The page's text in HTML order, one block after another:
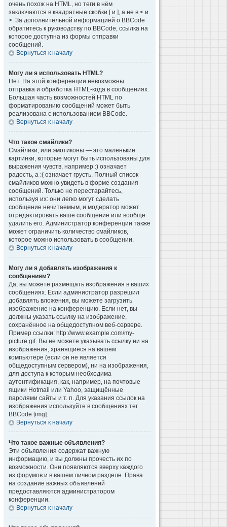
очень похож на HTML, но теги в нём
заключаются в квадратные скобки [ и ], а не в < и
>. За дополнительной информацией о BBCode
обратитесь к руководству по BBCode, ссылка на
которое доступна из формы отправки
сообщений.
Вернуться к началу
Могу ли я использовать HTML?
Нет. На этой конференции невозможны
отправка и обработка HTML-кода в сообщениях.
Большая часть возможностей HTML по
форматированию сообщений может быть
реализована с использованием BBCode.
Вернуться к началу
Что такое смайлики?
Смайлики, или эмотиконы — это маленькие
картинки, которые могут быть использованы для
выражения чувств, например :) означает
радость, а :( означает грусть. Полный список
смайликов можно увидеть в форме создания
сообщений. Только не перестарайтесь,
используя их: они легко могут сделать
сообщение нечитаемым, и модератор может
отредактировать ваше сообщение или вообще
удалить его. Администратор конференции также
может ограничить количество смайликов,
которое можно использовать в сообщении.
Вернуться к началу
Могу ли я добавлять изображения к
сообщениям?
Да, вы можете размещать изображения в ваших
сообщениях. Если администратор разрешил
добавлять вложения, вы можете загрузить
изображение на конференцию. Если нет, вы
должны указать ссылку на изображение,
сохранённое на общедоступном веб-сервере.
Пример ссылки: http://www.example.com/my-
picture.gif. Вы не можете указывать ссылку ни на
изображения, хранящиеся на вашем
компьютере (если он не является
общедоступным сервером), ни на изображения,
для доступа к которым необходима
аутентификация, как, например, на почтовые
ящики Hotmail или Yahoo, защищённые
паролями сайты и т. п. Для указания ссылок на
изображения используйте в сообщениях тег
BBCode [img].
Вернуться к началу
Что такое важные объявления?
Эти объявления содержат важную
информацию, и вы должны прочесть их по
возможности. Они появляются вверху каждого
из форумов и в вашем личном разделе. Права
на создание важных объявлений
предоставляются администратором
конференции.
Вернуться к началу